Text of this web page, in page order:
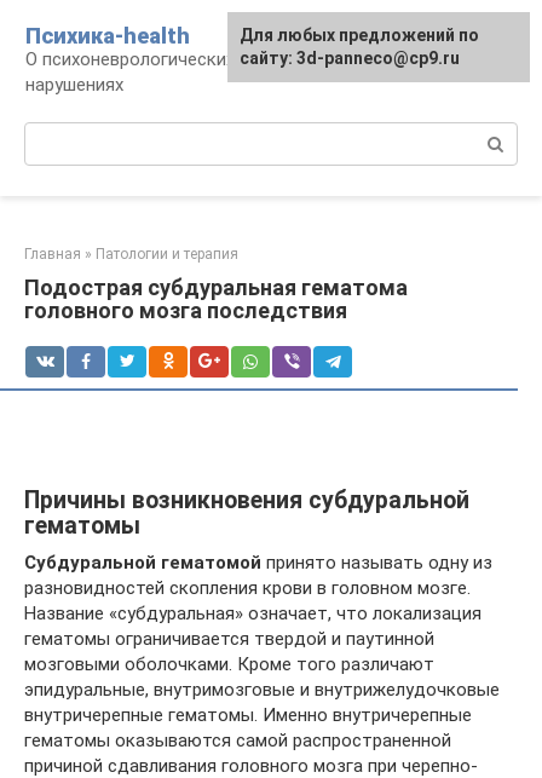
контенту
Психика-health
О психоневрологических патологиях и
нарушениях
Главная » Патологии и терапия
Подострая субдуральная гематома
головного мозга последствия
Причины возникновения субдуральной
гематомы
Субдуральной гематомой принято называть одну из
разновидностей скопления крови в головном мозге.
Название «субдуральная» означает, что локализация
гематомы ограничивается твердой и паутинной
мозговыми оболочками. Кроме того различают
эпидуральные, внутримозговые и внутрижелудочковые
внутричерепные гематомы. Именно внутричерепные
гематомы оказываются самой распространенной
причиной сдавливания головного мозга при черепно-
Для любых предложений по
сайту: 3d-panneco@cp9.ru